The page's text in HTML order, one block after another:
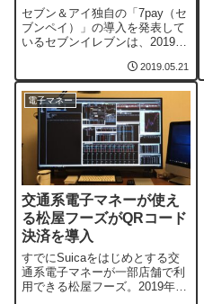
へ
セブン＆アイ独自の「7pay（セ
ブンペイ）」の導入を発表して
いるセブンイレブンは、2019年
PayPay、メルペイ、LINE
Pay、Alipay、WeChat Payの5
者のバーコード決済に対応す
る。セブンイレブンは、これま
でもセブン＆アイグループの電
子マネー「nan...
2019.05.21
電子マネー
交通系電子マネーが使え
る松屋フーズがQRコード
決済を導入
すでにSuicaをはじめとする交
通系電子マネーが一部店舗で利
用できる松屋フーズ。2019年2